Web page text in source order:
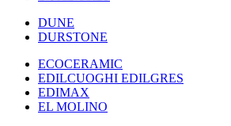
DUNE
DURSTONE
ECOCERAMIC
EDILCUOGHI EDILGRES
EDIMAX
EL MOLINO